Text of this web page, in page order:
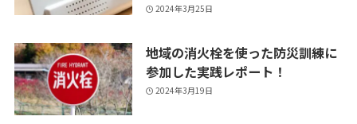
2024年3月25日
地域の消火栓を使った防災訓練に
参加した実践レポート！
2024年3月19日